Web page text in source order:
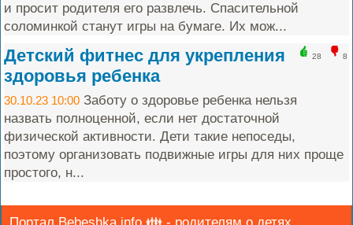
и просит родителя его развлечь. Спасительной
соломинкой станут игры на бумаге. Их мож...
28 8
Детский фитнес для укрепления
здоровья ребенка
30.10.23 10:00 Заботу о здоровье ребенка нельзя
назвать полноценной, если нет достаточной
физической активности. Дети такие непоседы,
поэтому организовать подвижные игры для них проще
простого, н...